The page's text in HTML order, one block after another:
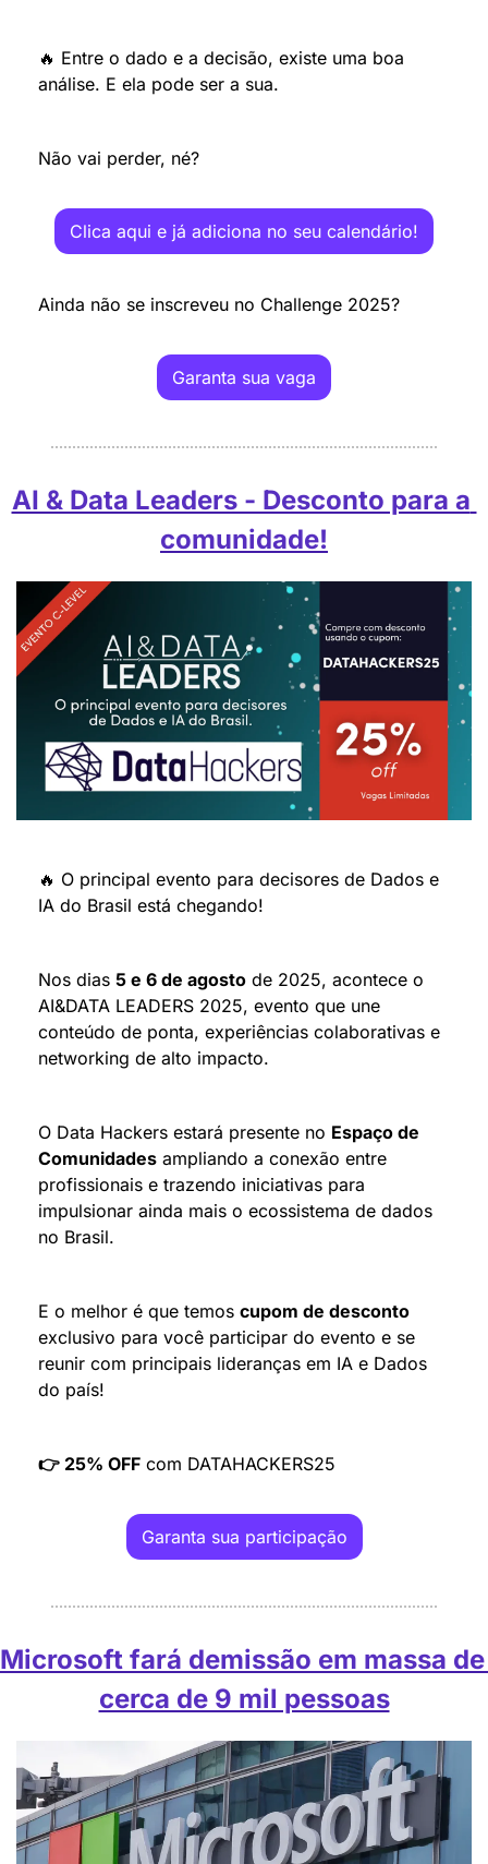
🔥 Entre o dado e a decisão, existe uma boa
análise. E ela pode ser a sua.
Não vai perder, né?
Clica aqui e já adiciona no seu calendário!
Ainda não se inscreveu no Challenge 2025?
Garanta sua vaga
AI & Data Leaders - Desconto para a
comunidade!
🔥 O principal evento para decisores de Dados e
IA do Brasil está chegando!
Nos dias 5 e 6 de agosto de 2025, acontece o
AI&DATA LEADERS 2025, evento que une
conteúdo de ponta, experiências colaborativas e
networking de alto impacto.
O Data Hackers estará presente no Espaço de
Comunidades ampliando a conexão entre
profissionais e trazendo iniciativas para
impulsionar ainda mais o ecossistema de dados
no Brasil.
E o melhor é que temos cupom de desconto
exclusivo para você participar do evento e se
reunir com principais lideranças em IA e Dados
do país!
👉 25% OFF com DATAHACKERS25
Garanta sua participação
Microsoft fará demissão em massa de
cerca de 9 mil pessoas